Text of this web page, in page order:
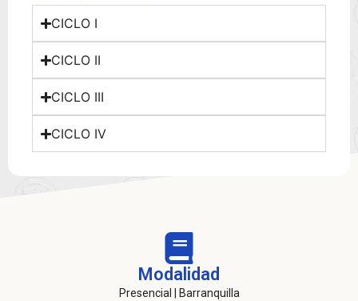
CICLO I
CICLO II
CICLO III
CICLO IV
Modalidad
Presencial | Barranquilla